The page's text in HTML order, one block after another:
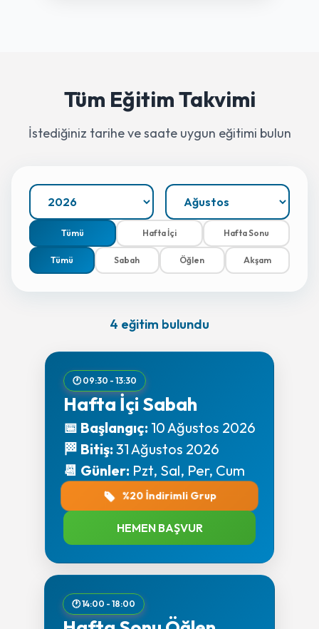
Tüm Eğitim Takvimi
İstediğiniz tarihe ve saate uygun eğitimi bulun
Tümü Hafta İçi Hafta Sonu
Tümü Sabah Öğlen Akşam
4 eğitim bulundu
🕐 09:30 - 13:30
Hafta İçi Sabah
📅 Başlangıç: 10 Ağustos 2026
🏁 Bitiş: 31 Ağustos 2026
📆 Günler: Pzt, Sal, Per, Cum
%20 İndirimli Grup
HEMEN BAŞVUR
🕐 14:00 - 18:00